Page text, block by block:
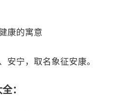
康的寓意
安宁，取名象征安康。
：